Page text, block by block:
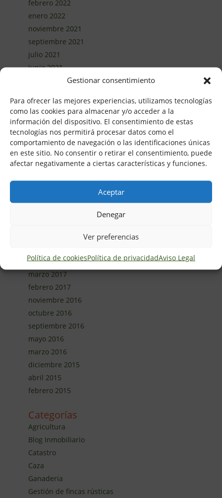
Gestionar consentimiento
Para ofrecer las mejores experiencias, utilizamos tecnologías
como las cookies para almacenar y/o acceder a la
información del dispositivo. El consentimiento de estas
tecnologías nos permitirá procesar datos como el
comportamiento de navegación o las identificaciones únicas
en este sitio. No consentir o retirar el consentimiento, puede
afectar negativamente a ciertas características y funciones.
Aceptar
Denegar
Ver preferencias
Política de cookiesPolítica de privacidadAviso Legal
febrero 2022
enero 2022
noviembre 2021
septiembre 2021
julio 2021
junio 2021
febrero 2021
enero 2021
diciembre 2020
noviembre 2020
octubre 2020
septiembre 2020
agosto 2020
enero 2020
marzo 2017
febrero 2017
noviembre 2016
octubre 2016
septiembre 2016
mayo 2016
marzo 2016
diciembre 2015
abril 2015
febrero 2015
Categorías
Agricultura
Blog Inmobiliario
Catastro
Caza
Ganaderia
Gestión de fincas rústicas